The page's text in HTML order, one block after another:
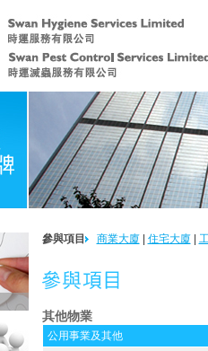
參與項目 商業大廈| 住宅大廈|
其他物業
公用事業及其他